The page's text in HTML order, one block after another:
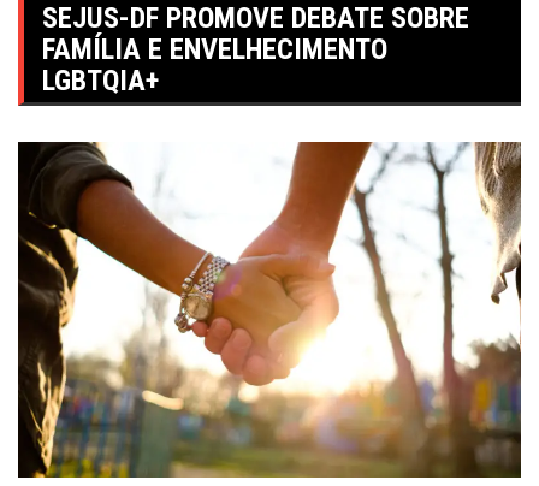
SEJUS-DF PROMOVE DEBATE SOBRE
FAMÍLIA E ENVELHECIMENTO
LGBTQIA+